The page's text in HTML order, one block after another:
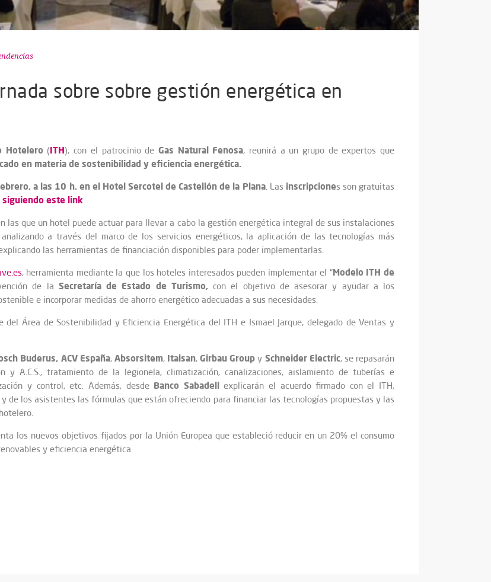
sobre sobre gestión energética en
Hotelero (ITH), con el patrocinio de Gas Natural Fenosa, reunirá a un grupo de expertos que
en materia de sostenibilidad y eficiencia energética.
a las 10 h. en el Hotel Sercotel de Castellón de la Plana. Las inscripciones son gratuitas
siguiendo este link.
las que un hotel puede actuar para llevar a cabo la gestión energética integral de sus instalaciones
a través del marco de los servicios energéticos, la aplicación de las tecnologías más
las herramientas de financiación disponibles para poder implementarlas.
, herramienta mediante la que los hoteles interesados pueden implementar el “Modelo ITH de
de la Secretaría de Estado de Turismo,con el objetivo de asesorar y ayudar a los
e incorporar medidas de ahorro energético adecuadas a sus necesidades.
del Área de Sostenibilidad y Eficiencia Energética del ITH e Ismael Jarque, delegado de Ventas y
Buderus, ACV España, Absorsitem, Italsan,Girbau Group y Schneider Electric, se repasarán
y A.C.S., tratamiento de la legionela, climatización, canalizaciones, aislamiento de tuberías e
y control, etc. Además, desde Banco Sabadellexplicarán el acuerdo firmado con el ITH,
de los asistentes las fórmulas que están ofreciendo para financiar las tecnologías propuestas y las
los nuevos objetivos fijados por la Unión Europea que estableció reducir en un 20% el consumo
y eficiencia energética.